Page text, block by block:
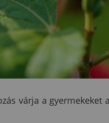
várja a gyermekeket